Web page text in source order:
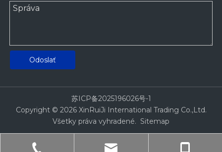
Odoslať
苏ICP备2025196026号-1
Copyright © 2026XinRuiJi International Trading Co.,Ltd.
Všetky práva vyhradené. Sitemap